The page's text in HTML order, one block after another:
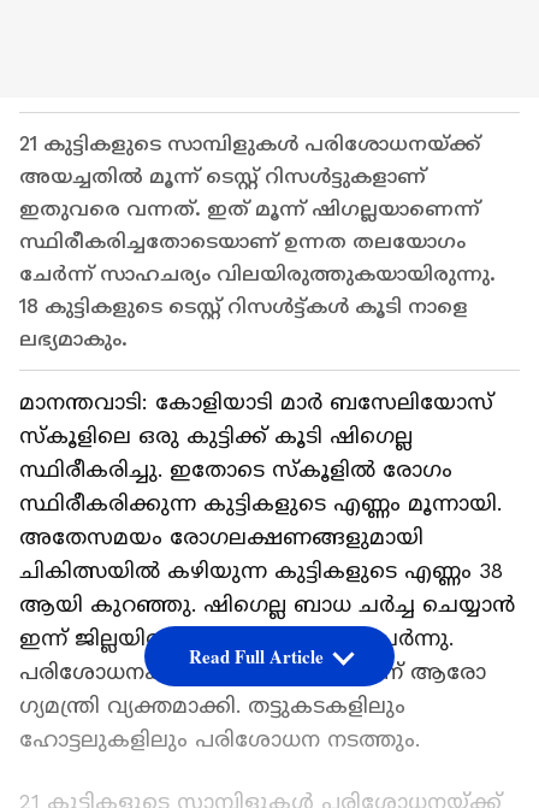
21 കുട്ടികളുടെ സാമ്പിളുകൾ പരിശോധനയ്ക്ക്
അയച്ചതിൽ മൂന്ന് ടെസ്റ്റ് റിസള്‍ട്ടുകളാണ്
ഇതുവരെ വന്നത്. ഇത് മൂന്ന് ഷിഗല്ലയാണെന്ന്
സ്ഥിരീകരിച്ചതോടെയാണ് ഉന്നത തലയോഗം
ചേർന്ന് സാഹചര്യം വിലയിരുത്തുകയായിരുന്നു.
18 കുട്ടികളുടെ ടെസ്റ്റ് റിസൾട്ട്കൾ കൂടി നാളെ
ലഭ്യമാകും.
മാനന്തവാടി: കോളിയാടി മാർ ബസേലിയോസ്
സ്കൂളിലെ ഒരു കുട്ടിക്ക് കൂടി ഷിഗെല്ല
സ്ഥിരീകരിച്ചു. ഇതോടെ സ്കൂളില്‍ രോഗം
സ്ഥിരീകരിക്കുന്ന കുട്ടികളുടെ എണ്ണം മൂന്നായി.
അതേസമയം രോഗലക്ഷണങ്ങളുമായി
ചികിത്സയില്‍ കഴിയുന്ന കുട്ടികളുടെ എണ്ണം 38
ആയി കുറഞ്ഞു. ഷിഗെല്ല ബാധ ചർച്ച ചെയ്യാൻ
ഇന്ന് ജില്ലയില്‍ ഉന്നതതലയോഗം ചേർന്നു.
പരിശോധനകൾ കർശനമാക്കുമെന്ന് ആരോ​
ഗ്യമന്ത്രി വ്യക്തമാക്കി. തട്ടുകടകളിലും
ഹോട്ടലുകളിലും പരിശോധന നടത്തും.
21 കുട്ടികളുടെ സാമ്പിളുകൾ പരിശോധനയ്ക്ക്
Read Full Article